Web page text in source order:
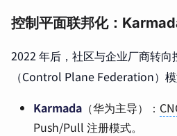
控制平面联邦化：
2022 年后，社区与企业厂商转向
（Control Plane Federation）
Karmada （华为主导）：
Push/Pull 注册模式。